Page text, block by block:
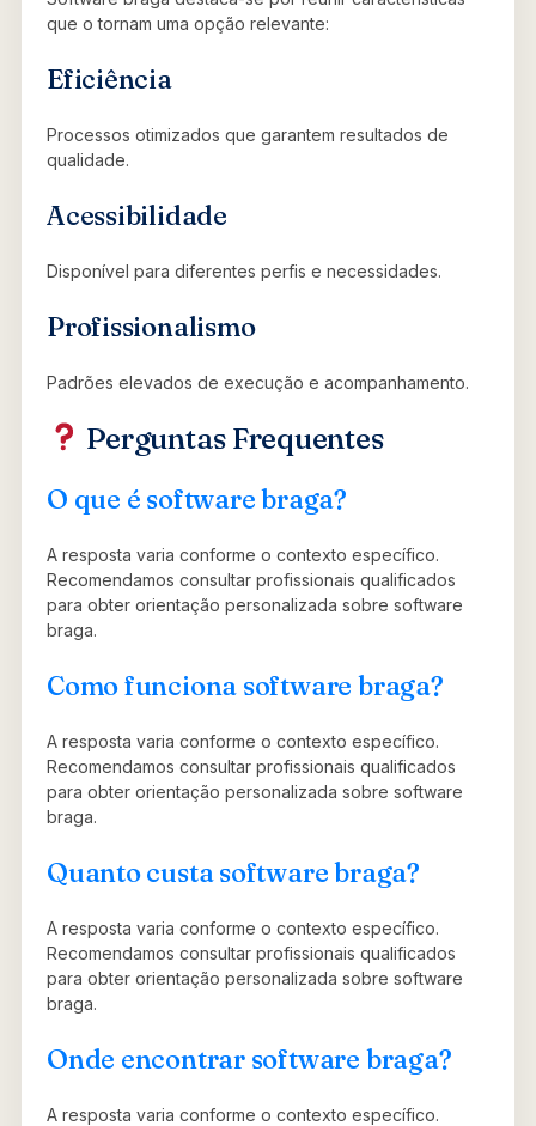
que o tornam uma opção relevante:
Eficiência
Processos otimizados que garantem resultados de
qualidade.
Acessibilidade
Disponível para diferentes perfis e necessidades.
Profissionalismo
Padrões elevados de execução e acompanhamento.
Perguntas Frequentes
O que é software braga?
A resposta varia conforme o contexto específico.
Recomendamos consultar profissionais qualificados
para obter orientação personalizada sobre software
braga.
Como funciona software braga?
A resposta varia conforme o contexto específico.
Recomendamos consultar profissionais qualificados
para obter orientação personalizada sobre software
braga.
Quanto custa software braga?
A resposta varia conforme o contexto específico.
Recomendamos consultar profissionais qualificados
para obter orientação personalizada sobre software
braga.
Onde encontrar software braga?
A resposta varia conforme o contexto específico.